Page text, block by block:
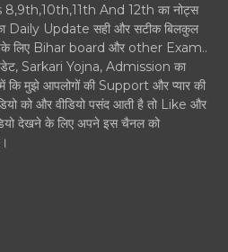
8,9th,10th,11th And 12th का नोट्स
Daily Update सही और सटीक बिलकुल
लिए Bihar board और other Exam..
Sarkari Yojna, Admission का
कि मुझे आपलोगों की Support और प्यार की
को और वीडियो पसंद आती है तो Like और
देखने के लिए अपने इस चैनल को